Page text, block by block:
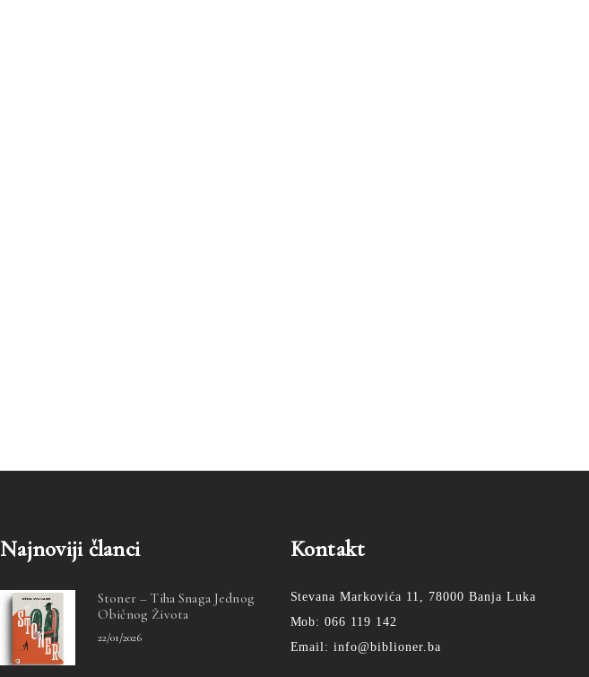
Najnoviji članci
Stoner – Tiha Snaga Jednog
Običnog Života
22/01/2026
Kontakt
Stevana Markovića 11, 78000 Banja Luka
Mob: 066 119 142
Email: info@biblioner.ba